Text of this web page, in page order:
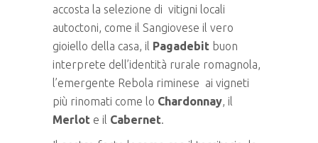
accosta la selezione di vitigni locali
autoctoni, come il Sangiovese il vero
gioiello della casa, il Pagadebit buon
interprete dell’identità rurale romagnola,
l’emergente Rebola riminese ai vigneti
più rinomati come lo Chardonnay, il
Merlot e il Cabernet.